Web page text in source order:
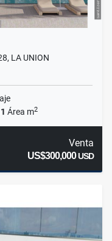
LA UNION
Área m2
Venta
US$300,000USD